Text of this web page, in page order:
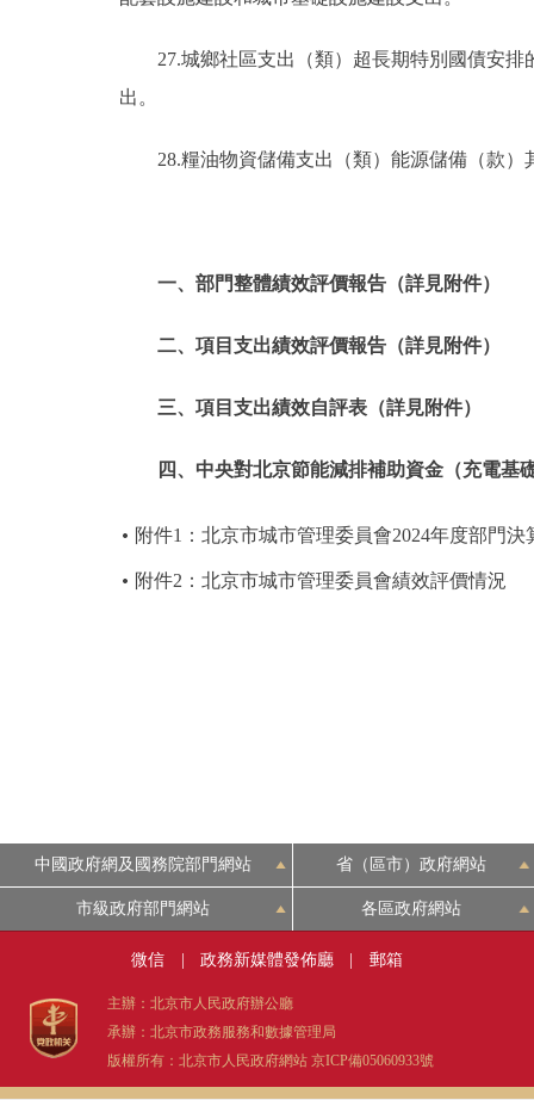
27.城鄉社區支出（類）超長期特別國債安
出。
28.糧油物資儲備支出（類）能源儲備（款
一、部門整體績效評價報告（詳見附件）
二、項目支出績效評價報告（詳見附件）
三、項目支出績效自評表（詳見附件）
四、中央對北京節能減排補助資金（充電基
附件1：北京市城市管理委員會2024年度部門決
附件2：北京市城市管理委員會績效評價情況
中國政府網及國務院部門網站 省（區市）政府網站
市級政府部門網站 各區政府網站
微信 政務新媒體發佈廳 郵箱
主辦：北京市人民政府辦公廳
承辦：北京市政務服務和數據管理局
版權所有：北京市人民政府網站 京ICP備05060933號